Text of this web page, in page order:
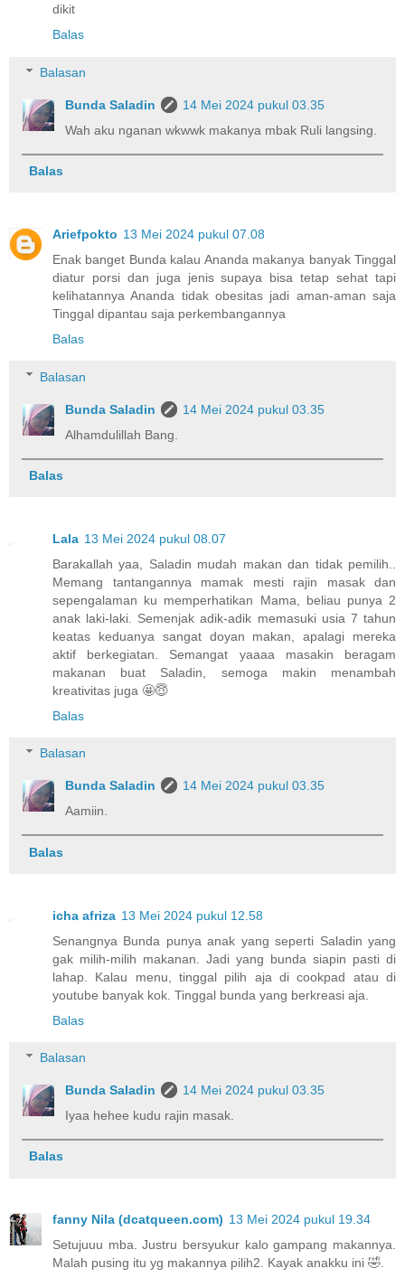
dikit
Balas
Balasan
Bunda Saladin
14 Mei 2024 pukul 03.35
Wah aku nganan wkwwk makanya mbak Ruli langsing.
Balas
Ariefpokto 13 Mei 2024 pukul 07.08
Enak banget Bunda kalau Ananda makanya banyak Tinggal
diatur porsi dan juga jenis supaya bisa tetap sehat tapi
kelihatannya Ananda tidak obesitas jadi aman-aman saja
Tinggal dipantau saja perkembangannya
Balas
Balasan
Bunda Saladin
14 Mei 2024 pukul 03.35
Alhamdulillah Bang.
Balas
Lala 13 Mei 2024 pukul 08.07
Barakallah yaa, Saladin mudah makan dan tidak pemilih..
Memang tantangannya mamak mesti rajin masak dan
sepengalaman ku memperhatikan Mama, beliau punya 2
anak laki-laki. Semenjak adik-adik memasuki usia 7 tahun
keatas keduanya sangat doyan makan, apalagi mereka
aktif berkegiatan. Semangat yaaaa masakin beragam
makanan buat Saladin, semoga makin menambah
kreativitas juga 🤩😇
Balas
Balasan
Bunda Saladin
14 Mei 2024 pukul 03.35
Aamiin.
Balas
icha afriza 13 Mei 2024 pukul 12.58
Senangnya Bunda punya anak yang seperti Saladin yang
gak milih-milih makanan. Jadi yang bunda siapin pasti di
lahap. Kalau menu, tinggal pilih aja di cookpad atau di
youtube banyak kok. Tinggal bunda yang berkreasi aja.
Balas
Balasan
Bunda Saladin
14 Mei 2024 pukul 03.35
Iyaa hehee kudu rajin masak.
Balas
fanny Nila (dcatqueen.com) 13 Mei 2024 pukul 19.34
Setujuuu mba. Justru bersyukur kalo gampang makannya.
Malah pusing itu yg makannya pilih2. Kayak anakku ini 🤣.